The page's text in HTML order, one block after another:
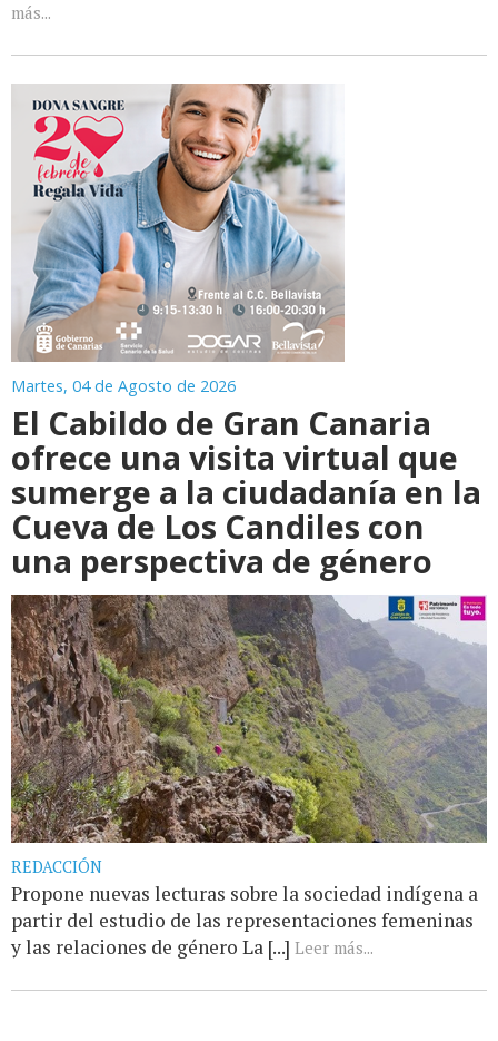
más...
Martes, 04 de Agosto de 2026
El Cabildo de Gran Canaria
ofrece una visita virtual que
sumerge a la ciudadanía en la
Cueva de Los Candiles con
una perspectiva de género
REDACCIÓN
Propone nuevas lecturas sobre la sociedad indígena a
partir del estudio de las representaciones femeninas
y las relaciones de género La [...] Leer más...